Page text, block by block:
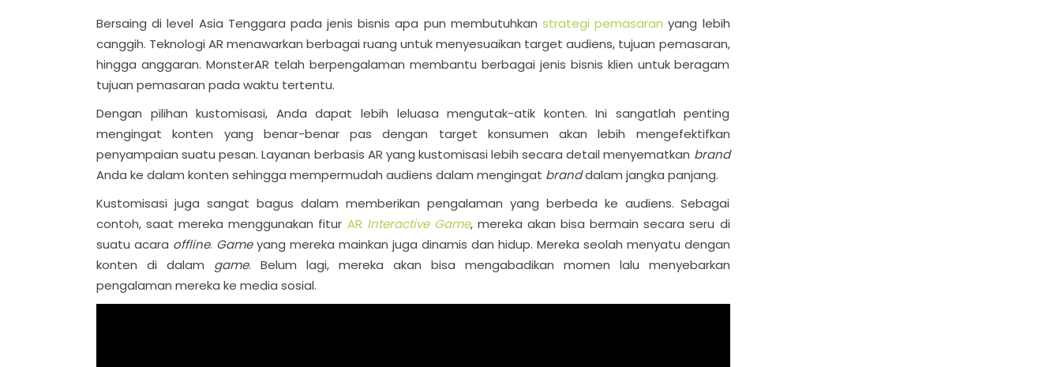
Bersaing di level Asia Tenggara pada jenis bisnis apa pun membutuhkan strategi pemasaran yang lebih
canggih. Teknologi AR menawarkan berbagai ruang untuk menyesuaikan target audiens, tujuan pemasaran,
hingga anggaran. MonsterAR telah berpengalaman membantu berbagai jenis bisnis klien untuk beragam
tujuan pemasaran pada waktu tertentu.
Dengan pilihan kustomisasi, Anda dapat lebih leluasa mengutak-atik konten. Ini sangatlah penting
mengingat konten yang benar-benar pas dengan target konsumen akan lebih mengefektifkan
penyampaian suatu pesan. Layanan berbasis AR yang kustomisasi lebih secara detail menyematkan brand
Anda ke dalam konten sehingga mempermudah audiens dalam mengingat branddalam jangka panjang.
Kustomisasi juga sangat bagus dalam memberikan pengalaman yang berbeda ke audiens. Sebagai
contoh, saat mereka menggunakan fitur AR Interactive Game, mereka akan bisa bermain secara seru di
suatu acara offline. Gameyang mereka mainkan juga dinamis dan hidup. Mereka seolah menyatu dengan
konten di dalam game. Belum lagi, mereka akan bisa mengabadikan momen lalu menyebarkan
pengalaman mereka ke media sosial.